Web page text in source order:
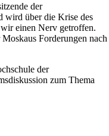
der
wird über die Krise des
einen Nerv getroffen.
Forderungen nach
der
zum Thema